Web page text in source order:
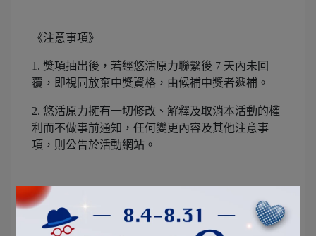
《注意事項》
1. 獎項抽出後，若經悠活原力聯繫後 7 天內未回
覆，即視同放棄中獎資格，由候補中獎者遞補。
2. 悠活原力擁有一切修改、解釋及取消本活動的權
利而不做事前通知，任何變更內容及其他注意事
項，則公告於活動網站。
《中獎注意事項》
依中華民國稅法規定，中獎獎項價值超過新臺幣